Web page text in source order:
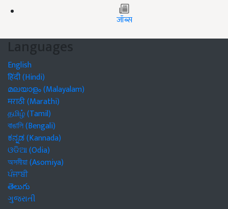
जॉब्स
Languages
English
हिंदी (Hindi)
മലയാളം (Malayalam)
मराठी (Marathi)
தமிழ் (Tamil)
বাঙালি (Bengali)
ಕನ್ನಡ (Kannada)
ଓଡିଆ (Odia)
অসমীয়া (Asomiya)
ਪੰਜਾਬੀ
తెలుగు
ગુજરાતી